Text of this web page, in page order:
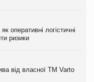
оперативні логістичні
ризики
від власної ТМ Varto
оперативні логістичні
ризики
від власної ТМ Varto
півріччі